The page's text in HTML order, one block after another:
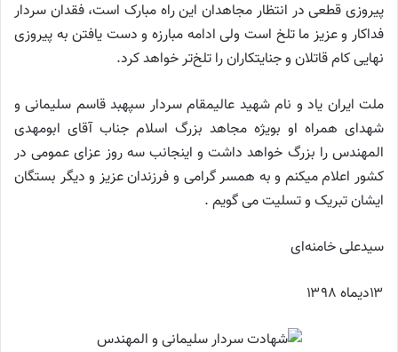
پیروزی قطعی در انتظار مجاهدان این راه مبارک است، فقدان سردار
فداکار و عزیز ما تلخ است ولی ادامه مبارزه و دست یافتن به پیروزی
نهایی کام قاتلان و جنایتکاران را تلخ‌تر خواهد کرد.
ملت ایران یاد و نام شهید عالیمقام سردار سپهبد قاسم سلیمانی و
شهدای همراه او بویژه مجاهد بزرگ اسلام جناب آقای ابومهدی
المهندس را بزرگ خواهد داشت و اینجانب سه روز عزای عمومی در
کشور اعلام میکنم و به همسر گرامی و فرزندان عزیز و دیگر بستگان
ایشان تبریک و تسلیت می گویم .
سیدعلی خامنه‌ای
۱۳دیماه ۱۳۹۸